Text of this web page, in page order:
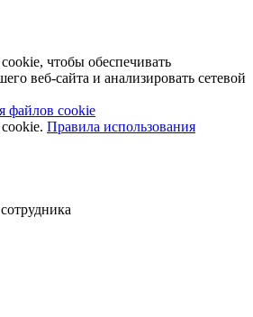
чтобы обеспечивать
веб-сайта и анализировать сетевой
файлов cookie
Правила использования